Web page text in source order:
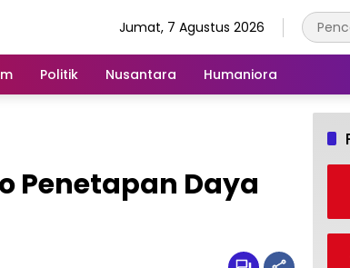
Jumat, 7 Agustus 2026
Politik Nusantara Humaniora
Penetapan Daya